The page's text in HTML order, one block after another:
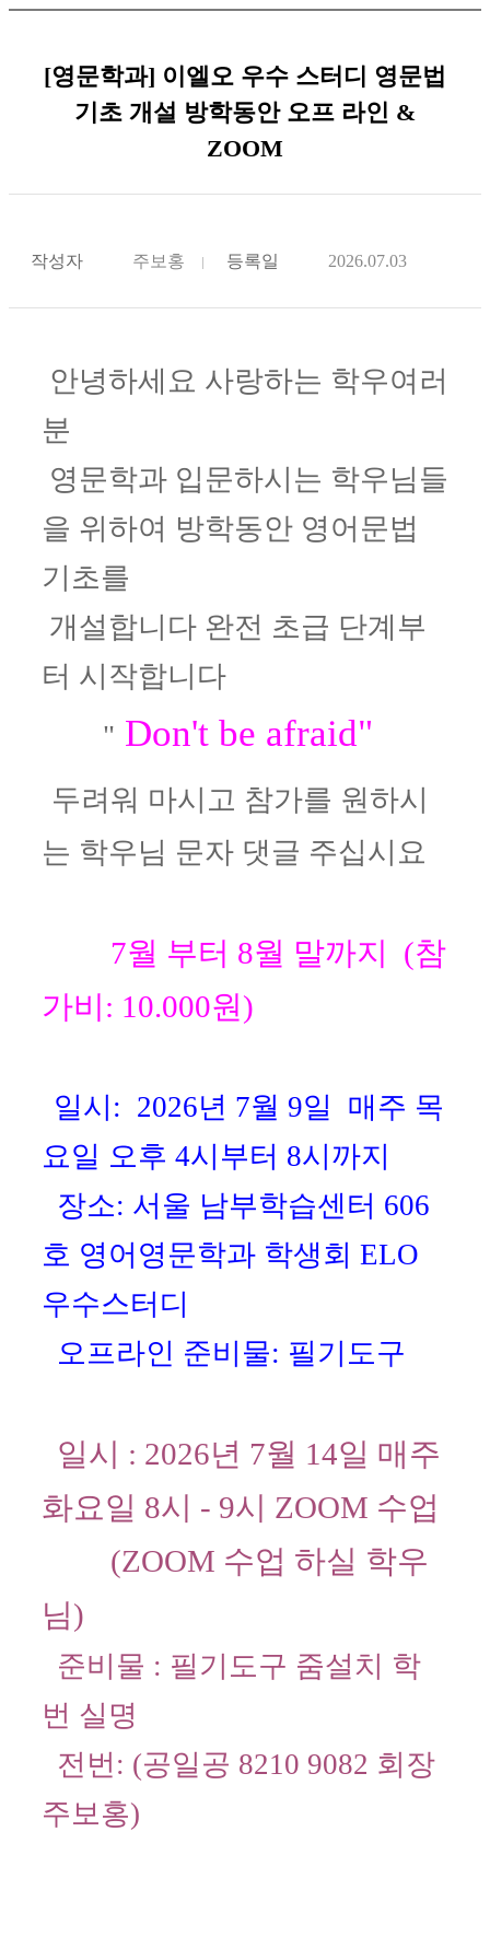
[영문학과] 이엘오 우수 스터디 영문법
기초 개설 방학동안 오프 라인 &
ZOOM
작성자 주보홍 등록일 2026.07.03
안녕하세요 사랑하는 학우여러
분
영문학과 입문하시는 학우님들
을 위하여 방학동안 영어문법
기초를
개설합니다 완전 초급 단계부
터 시작합니다
" Don't be afraid"
두려워 마시고 참가를 원하시
는 학우님 문자 댓글 주십시요
7월 부터 8월 말까지 (참
가비: 10.000원)
일시: 2026년 7월 9일 매주 목
요일 오후 4시부터 8시까지
장소: 서울 남부학습센터 606
호 영어영문학과 학생회 ELO
우수스터디
오프라인 준비물: 필기도구
일시 : 2026년 7월 14일 매주
화요일 8시 - 9시 ZOOM 수업
(ZOOM 수업 하실 학우
님)
준비물 : 필기도구 줌설치 학
번 실명
전번: (공일공 8210 9082 회장
주보홍)